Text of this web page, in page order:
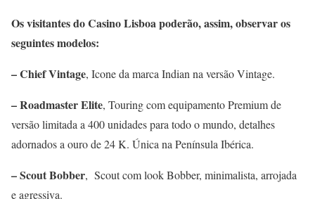
Os visitantes do Casino Lisboa poderão, assim, observar os
seguintes modelos:
– Chief Vintage, Icone da marca Indian na versão Vintage.
– Roadmaster Elite, Touring com equipamento Premium de
versão limitada a 400 unidades para todo o mundo, detalhes
adornados a ouro de 24 K. Única na Península Ibérica.
– Scout Bobber, Scout com look Bobber, minimalista, arrojada
e agressiva.